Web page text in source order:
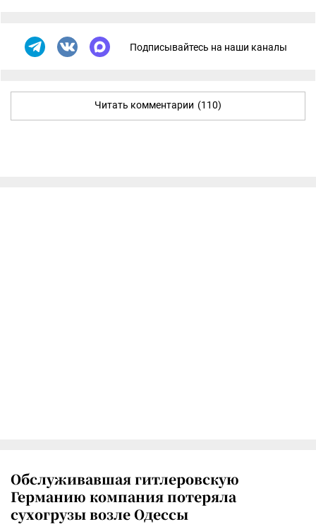
Подписывайтесь на наши каналы
Читать комментарии (110)
Обслуживавшая гитлеровскую
Германию компания потеряла
сухогрузы возле Одессы